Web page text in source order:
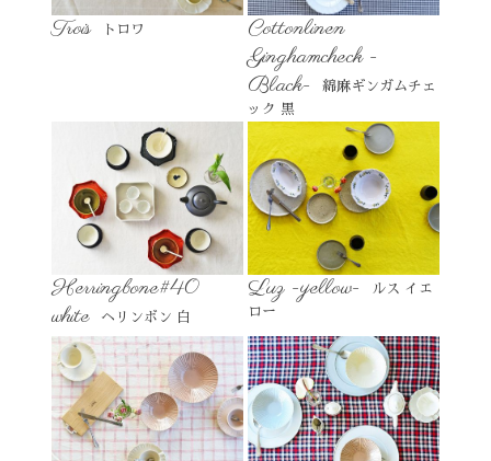
Trois トロワ
Cottonlinen
Ginghamcheck -
Black-
綿麻ギンガムチェ
ック 黒
Herringbone#40
white
ヘリンボン 白
Luz -yellow-
ルス イエ
ロー